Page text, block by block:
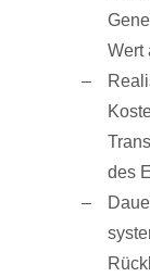
Wert
des